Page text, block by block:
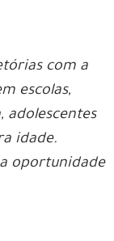
com a
escolas,
adolescentes
idade.
oportunidade